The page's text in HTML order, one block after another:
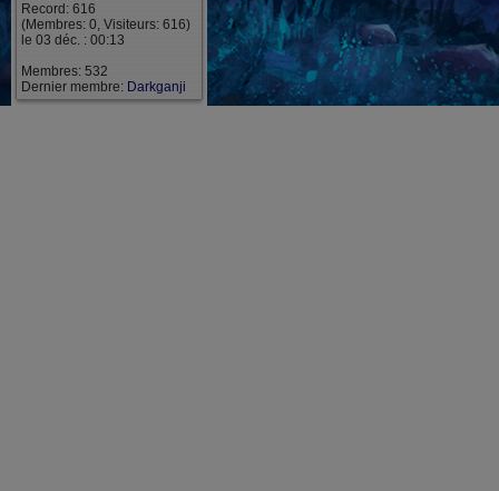
Record: 616
(Membres: 0, Visiteurs: 616)
le 03 déc. : 00:13
Membres: 532
Dernier membre: Darkganji